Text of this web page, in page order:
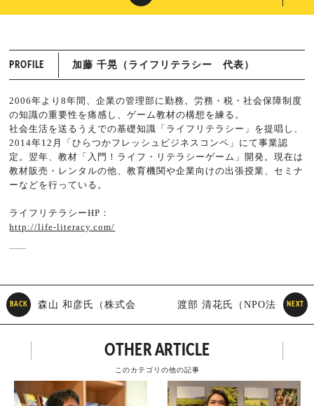
PROFILE 加藤 千晃（ライフリテラシー 代表）
2006年より8年間、企業の管理部に勤務。労務・税・社会保障制度
の知識の重要性を痛感し、ゲーム教材の構想を練る。
社会生活を送るうえでの基礎知識「ライフリテラシー」を提唱し、
2014年12月「ひらつかフレッシュビジネスコンペ」にて事業認
定。翌年、教材「入門！ライフ・リテラシーゲーム」開発。現在は
教材販売・レンタルの他、教育機関や企業向けの出張授業、セミナ
ーなどを行っている。
ライフリテラシーHP：
http://life-literacy.com/
BACK 森山 和彦氏（株式会 NEXT
渡部 清花氏（NPO法
大学院修士課程在籍 ）
OTHER ARTICLE
このカテゴリの他の記事